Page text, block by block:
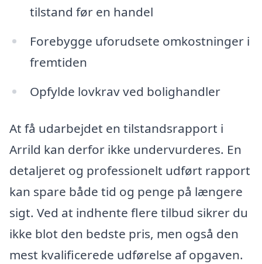
tilstand før en handel
Forebygge uforudsete omkostninger i
fremtiden
Opfylde lovkrav ved bolighandler
At få udarbejdet en tilstandsrapport i
Arrild kan derfor ikke undervurderes. En
detaljeret og professionelt udført rapport
kan spare både tid og penge på længere
sigt. Ved at indhente flere tilbud sikrer du
ikke blot den bedste pris, men også den
mest kvalificerede udførelse af opgaven.